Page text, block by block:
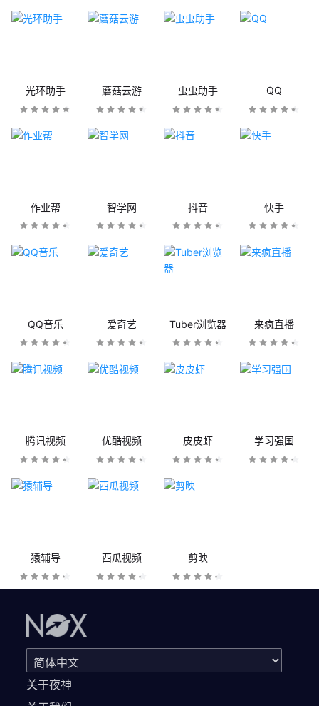
光环助手 蘑菇云游 虫虫助手 QQ
作业帮 智学网 抖音 快手
QQ音乐 爱奇艺 Tuber浏览器 来疯直播
腾讯视频 优酷视频 皮皮虾 学习强国
猿辅导 西瓜视频 剪映
关于夜神